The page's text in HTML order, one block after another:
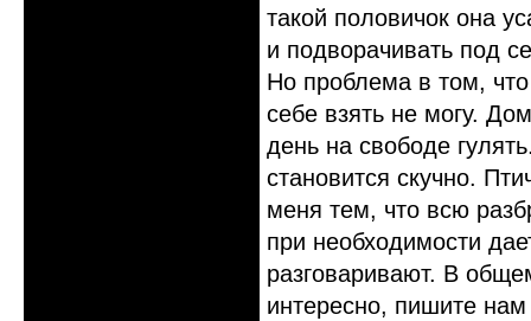
такой половичок она
и подворачивать под
Но проблема в том,
себе взять не могу.
день на свободе
становится скучно.
меня тем, что всю
при необходимости
разговаривают. В
интересно, пишите